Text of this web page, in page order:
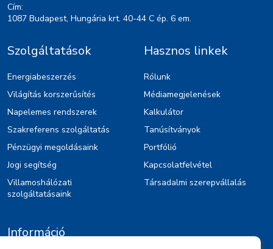
Cím:
1087 Budapest, Hungária krt. 40-44 C ép. 6 em.
Szolgáltatások
Energiabeszerzés
Világítás korszerűsítés
Napelemes rendszerek
Szakreferens szolgáltatás
Pénzügyi megoldásaink
Jogi segítség
Villamoshálózati
szolgáltatásaink
Hasznos linkek
Rólunk
Médiamegjelenések
Kalkulátor
Tanúsítványok
Portfólió
Kapcsolatfelvétel
Társadalmi szerepvállalás
Információ